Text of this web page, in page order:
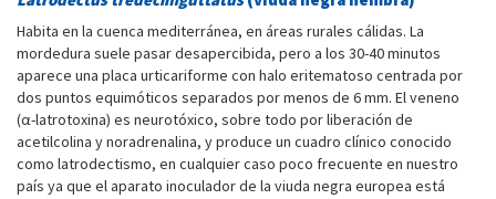
Habita en la cuenca mediterránea, en áreas rurales cálidas. La
mordedura suele pasar desapercibida, pero a los 30-40 minutos
aparece una placa urticariforme con halo eritematoso centrada por
dos puntos equimóticos separados por menos de 6 mm. El veneno
(α-latrotoxina) es neurotóxico, sobre todo por liberación de
acetilcolina y noradrenalina, y produce un cuadro clínico conocido
como latrodectismo, en cualquier caso poco frecuente en nuestro
país ya que el aparato inoculador de la viuda negra europea está